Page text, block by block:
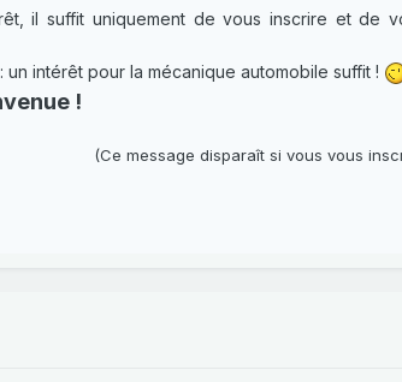
il suffit uniquement de vous inscrire et de
intérêt pour la mécanique automobile suffit !
!
(Ce message disparaît si vous vous